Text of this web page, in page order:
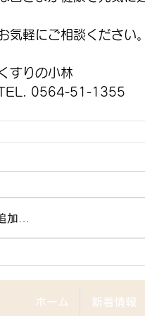
気軽にご相談ください。
くすりの小林
0564-51-1355
加…
ホーム 新着情報